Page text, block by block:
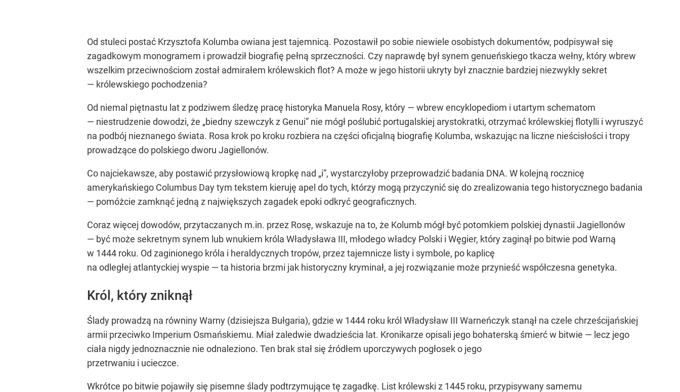
Od stuleci postać Krzysztofa Kolumba owiana jest tajemnicą. Pozostawił po sobie niewiele osobistych dokumentów, podpisywał się
zagadkowym monogramem i prowadził biografię pełną sprzeczności. Czy naprawdę był synem genueńskiego tkacza wełny, który wbrew
wszelkim przeciwnościom został admirałem królewskich flot? A może w jego historii ukryty był znacznie bardziej niezwykły sekret
— królewskiego pochodzenia?
Od niemal piętnastu lat z podziwem śledzę pracę historyka Manuela Rosy, który — wbrew encyklopediom i utartym schematom
— niestrudzenie dowodzi, że „biedny szewczyk z Genui” nie mógł poślubić portugalskiej arystokratki, otrzymać królewskiej flotylli i wyruszyć
na podbój nieznanego świata. Rosa krok po kroku rozbiera na części oficjalną biografię Kolumba, wskazując na liczne nieścisłości i tropy
prowadzące do polskiego dworu Jagiellonów.
Co najciekawsze, aby postawić przysłowiową kropkę nad „i”, wystarczyłoby przeprowadzić badania DNA. W kolejną rocznicę
amerykańskiego Columbus Day tym tekstem kieruję apel do tych, którzy mogą przyczynić się do zrealizowania tego historycznego badania
— pomóżcie zamknąć jedną z największych zagadek epoki odkryć geograficznych.
Coraz więcej dowodów, przytaczanych m.in. przez Rosę, wskazuje na to, że Kolumb mógł być potomkiem polskiej dynastii Jagiellonów
— być może sekretnym synem lub wnukiem króla Władysława III, młodego władcy Polski i Węgier, który zaginął po bitwie pod Warną
w 1444 roku. Od zaginionego króla i heraldycznych tropów, przez tajemnicze listy i symbole, po kaplicę
na odległej atlantyckiej wyspie — ta historia brzmi jak historyczny kryminał, a jej rozwiązanie może przynieść współczesna genetyka.
Król, który zniknął
Ślady prowadzą na równiny Warny (dzisiejsza Bułgaria), gdzie w 1444 roku król Władysław III Warneńczyk stanął na czele chrześcijańskiej
armii przeciwko Imperium Osmańskiemu. Miał zaledwie dwadzieścia lat. Kronikarze opisali jego bohaterską śmierć w bitwie — lecz jego
ciała nigdy jednoznacznie nie odnaleziono. Ten brak stał się źródłem uporczywych pogłosek o jego
przetrwaniu i ucieczce.
Wkrótce po bitwie pojawiły się pisemne ślady podtrzymujące tę zagadkę. List królewski z 1445 roku, przypisywany samemu